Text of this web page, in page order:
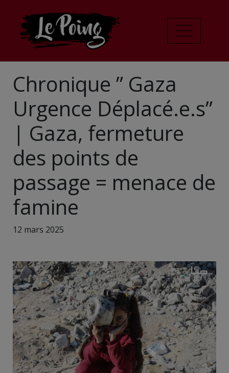
Chronique ” Gaza
Urgence Déplacé.e.s”
| Gaza, fermeture
des points de
passage = menace de
famine
12 mars 2025